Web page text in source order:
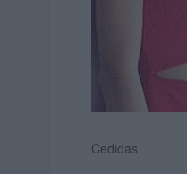
Cedidas